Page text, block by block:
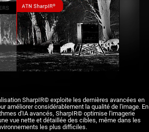
SharpIR© exploite les dernières avancées en
améliorer considérablement la qualité de l'image. En
d'IA avancés, SharpIR© optimise l'imagerie
vue nette et détaillée des cibles, même dans les
les plus difficiles.